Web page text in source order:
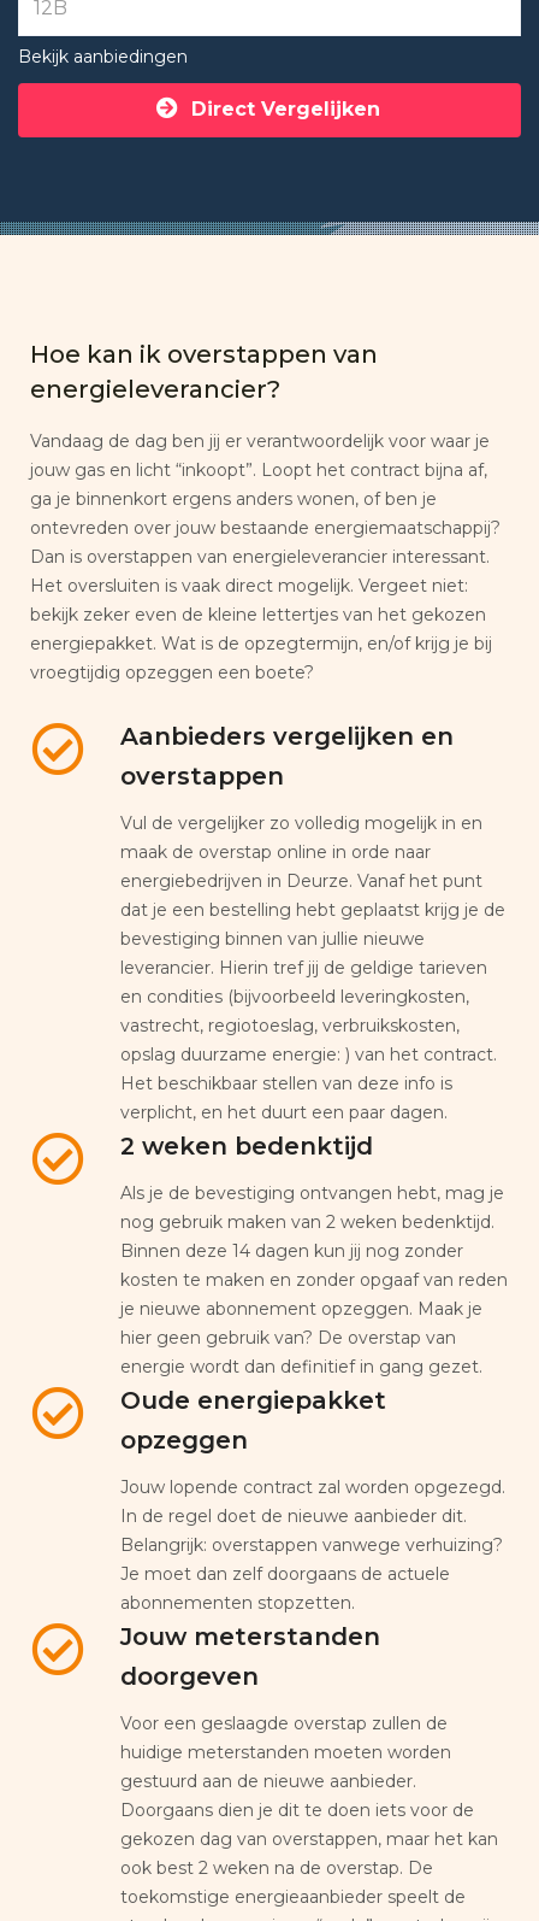
Bekijk aanbiedingen
Direct Vergelijken
Hoe kan ik overstappen van
energieleverancier?
Vandaag de dag ben jij er verantwoordelijk voor waar je
jouw gas en licht “inkoopt”. Loopt het contract bijna af,
ga je binnenkort ergens anders wonen, of ben je
ontevreden over jouw bestaande energiemaatschappij?
Dan is overstappen van energieleverancier interessant.
Het oversluiten is vaak direct mogelijk. Vergeet niet:
bekijk zeker even de kleine lettertjes van het gekozen
energiepakket. Wat is de opzegtermijn, en/of krijg je bij
vroegtijdig opzeggen een boete?
Aanbieders vergelijken en
overstappen
Vul de vergelijker zo volledig mogelijk in en
maak de overstap online in orde naar
energiebedrijven in Deurze. Vanaf het punt
dat je een bestelling hebt geplaatst krijg je de
bevestiging binnen van jullie nieuwe
leverancier. Hierin tref jij de geldige tarieven
en condities (bijvoorbeeld leveringkosten,
vastrecht, regiotoeslag, verbruikskosten,
opslag duurzame energie: ) van het contract.
Het beschikbaar stellen van deze info is
verplicht, en het duurt een paar dagen.
2 weken bedenktijd
Als je de bevestiging ontvangen hebt, mag je
nog gebruik maken van 2 weken bedenktijd.
Binnen deze 14 dagen kun jij nog zonder
kosten te maken en zonder opgaaf van reden
je nieuwe abonnement opzeggen. Maak je
hier geen gebruik van? De overstap van
energie wordt dan definitief in gang gezet.
Oude energiepakket
opzeggen
Jouw lopende contract zal worden opgezegd.
In de regel doet de nieuwe aanbieder dit.
Belangrijk: overstappen vanwege verhuizing?
Je moet dan zelf doorgaans de actuele
abonnementen stopzetten.
Jouw meterstanden
doorgeven
Voor een geslaagde overstap zullen de
huidige meterstanden moeten worden
gestuurd aan de nieuwe aanbieder.
Doorgaans dien je dit te doen iets voor de
gekozen dag van overstappen, maar het kan
ook best 2 weken na de overstap. De
toekomstige energieaanbieder speelt de